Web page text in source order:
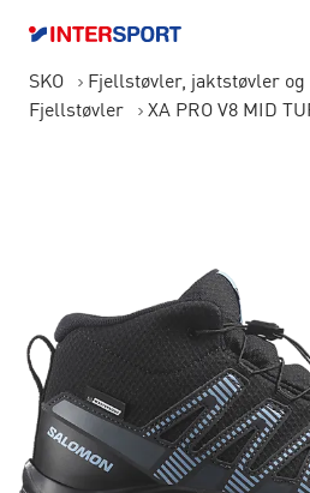
SKO
Fjellstøvler, jaktstøvler
Fjellstøvler
XA PRO V8 MID